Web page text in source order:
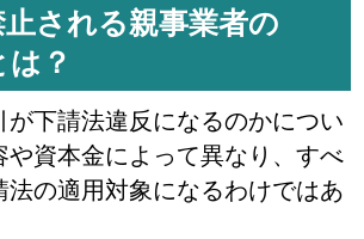
される親事業者の
は？
が下請法違反になるのかについ
や資本金によって異なり、すべ
法の適用対象になるわけではあ